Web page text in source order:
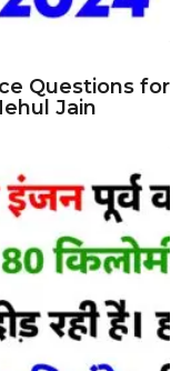
Questions for
Jain